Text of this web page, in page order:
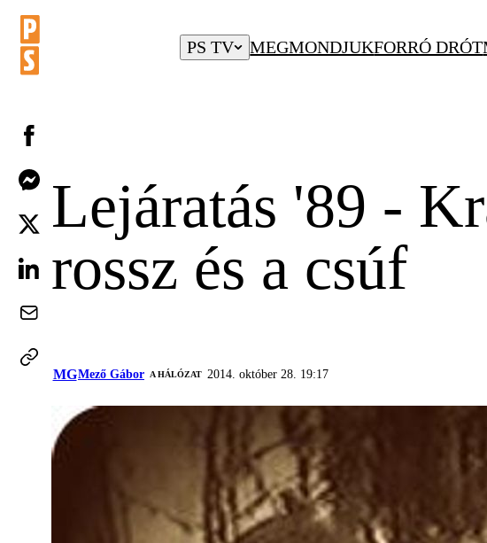
PS TV MEGMONDJUKFORRÓ DRÓT
Lejáratás '89 -
rossz és a csúf
MGMező Gábor A HÁLÓZAT 2014. október 28. 19:17